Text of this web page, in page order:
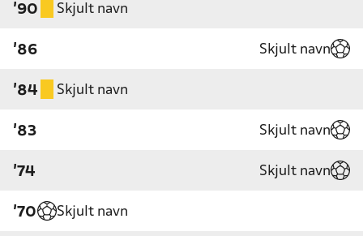
'90 Skjult navn
'86 Skjult navn
'84 Skjult navn
'83 Skjult navn
'74 Skjult navn
'70 Skjult navn